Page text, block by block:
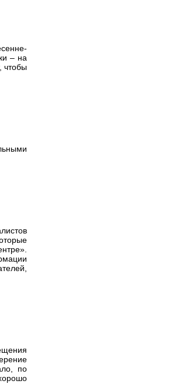
– на
чтобы
по